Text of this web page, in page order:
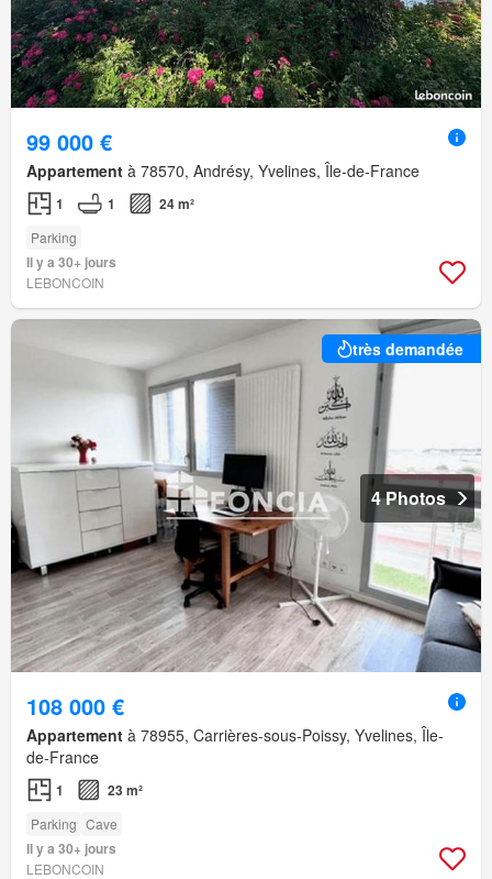
99 000 €
Appartement à 78570, Andrésy, Yvelines, Île-de-France
1 1 24 m²
Parking
Il y a 30+ jours
LEBONCOIN
très demandée
4 Photos
108 000 €
Appartement à 78955, Carrières-sous-Poissy, Yvelines, Île-
de-France
1 23 m²
Parking Cave
Il y a 30+ jours
LEBONCOIN